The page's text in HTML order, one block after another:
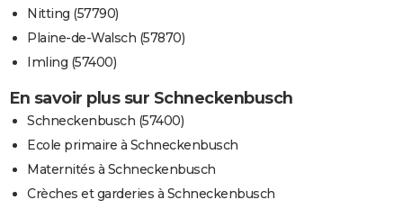
Nitting (57790)
Plaine-de-Walsch (57870)
Imling (57400)
En savoir plus sur Schneckenbusch
Schneckenbusch (57400)
Ecole primaire à Schneckenbusch
Maternités à Schneckenbusch
Crèches et garderies à Schneckenbusch